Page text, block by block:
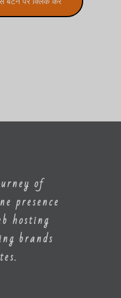
of
presence
hosting
brands